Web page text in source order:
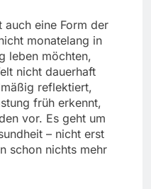
auch eine Form der
monatelang in
leben möchten,
nicht dauerhaft
reflektiert,
früh erkennt,
vor. Es geht um
– nicht erst
schon nichts mehr